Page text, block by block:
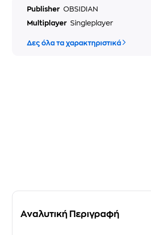
Publisher OBSIDIAN
Multiplayer Singleplayer
Δες όλα τα χαρακτηριστικά
Αναλυτική Περιγραφή